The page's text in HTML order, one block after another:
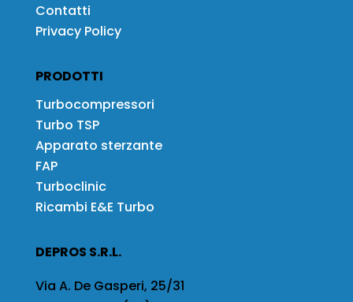
Contatti
Privacy Policy
PRODOTTI
Turbocompressori
Turbo TSP
Apparato sterzante
FAP
Turboclinic
Ricambi E&E Turbo
DEPROS S.R.L.
Via A. De Gasperi, 25/31